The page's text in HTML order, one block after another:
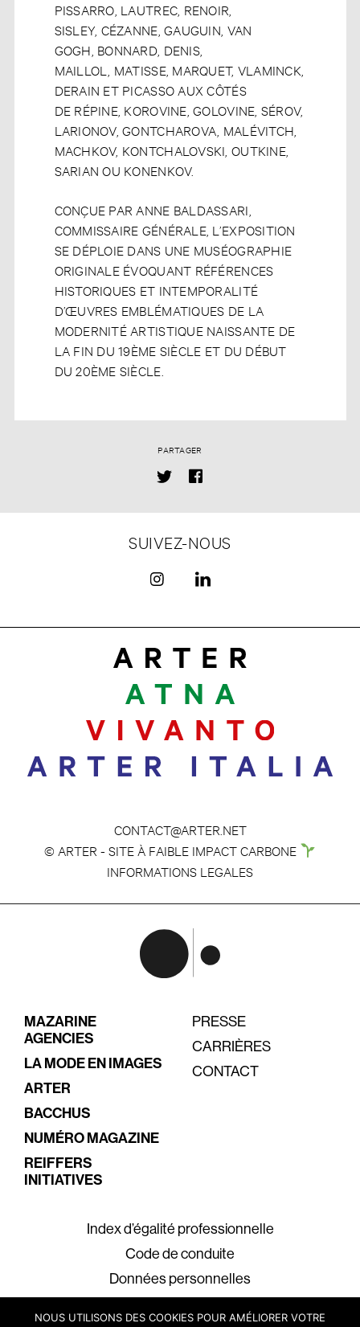
PISSARRO, LAUTREC, RENOIR,
SISLEY, CÉZANNE, GAUGUIN, VAN
GOGH, BONNARD, DENIS,
MAILLOL, MATISSE, MARQUET, VLAMINCK,
DERAIN ET PICASSO AUX CÔTÉS
DE RÉPINE, KOROVINE, GOLOVINE, SÉROV,
LARIONOV, GONTCHAROVA, MALÉVITCH,
MACHKOV, KONTCHALOVSKI, OUTKINE,
SARIAN OU KONENKOV.
CONÇUE PAR ANNE BALDASSARI,
COMMISSAIRE GÉNÉRALE, L’EXPOSITION
SE DÉPLOIE DANS UNE MUSÉOGRAPHIE
ORIGINALE ÉVOQUANT RÉFÉRENCES
HISTORIQUES ET INTEMPORALITÉ
D’ŒUVRES EMBLÉMATIQUES DE LA
MODERNITÉ ARTISTIQUE NAISSANTE DE
LA FIN DU 19ÈME SIÈCLE ET DU DÉBUT
DU 20ÈME SIÈCLE.
PARTAGER
SUIVEZ-NOUS
CONTACT@ARTER.NET
© ARTER - SITE À FAIBLE IMPACT CARBONE
INFORMATIONS LEGALES
MAZARINE
AGENCIES
LA MODE EN IMAGES
ARTER
BACCHUS
NUMÉRO MAGAZINE
REIFFERS
INITIATIVES
PRESSE
CARRIÈRES
CONTACT
Index d’égalité professionnelle
Code de conduite
Données personnelles
NOUS UTILISONS DES COOKIES POUR AMÉLIORER VOTRE